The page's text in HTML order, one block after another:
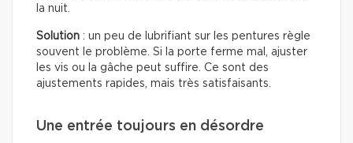
la nuit.
Solution : un peu de lubrifiant sur les pentures règle
souvent le problème. Si la porte ferme mal, ajuster
les vis ou la gâche peut suffire. Ce sont des
ajustements rapides, mais très satisfaisants.
Une entrée toujours en désordre